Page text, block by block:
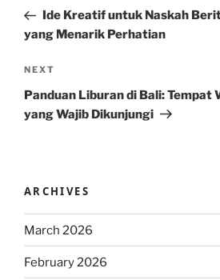
PostIde Kreatif untuk Naskah
yang Menarik Perhatian
Next
Post
NEXT
Panduan Liburan di Bali: Tempat
yang Wajib Dikunjungi
ARCHIVES
March 2026
February 2026